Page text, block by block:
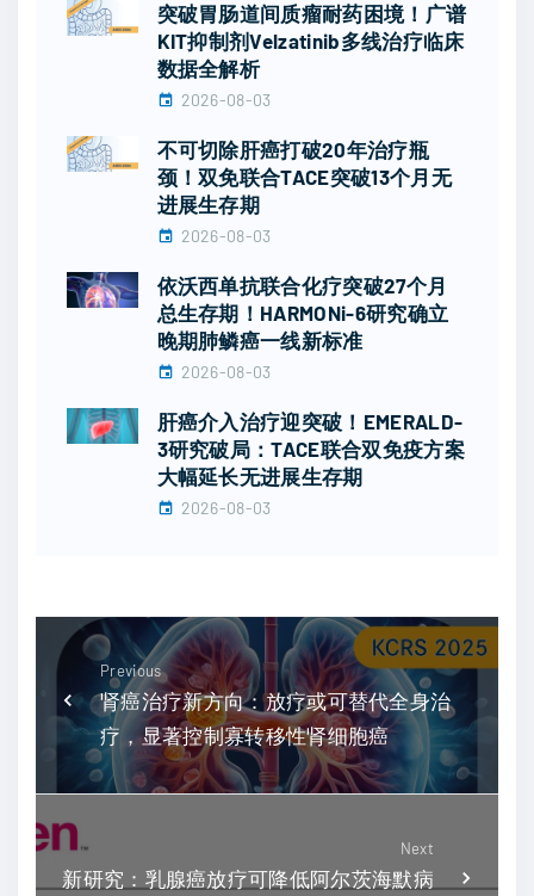
突破胃肠道间质瘤耐药困境！广谱
KIT抑制剂Velzatinib多线治疗临床
数据全解析
2026-08-03
不可切除肝癌打破20年治疗瓶
颈！双免联合TACE突破13个月无
进展生存期
2026-08-03
依沃西单抗联合化疗突破27个月
总生存期！HARMONi-6研究确立
晚期肺鳞癌一线新标准
2026-08-03
肝癌介入治疗迎突破！EMERALD-
3研究破局：TACE联合双免疫方案
大幅延长无进展生存期
2026-08-03
Previous
肾癌治疗新方向：放疗或可替代全身治
疗，显著控制寡转移性肾细胞癌
Next
新研究：乳腺癌放疗可降低阿尔茨海默病